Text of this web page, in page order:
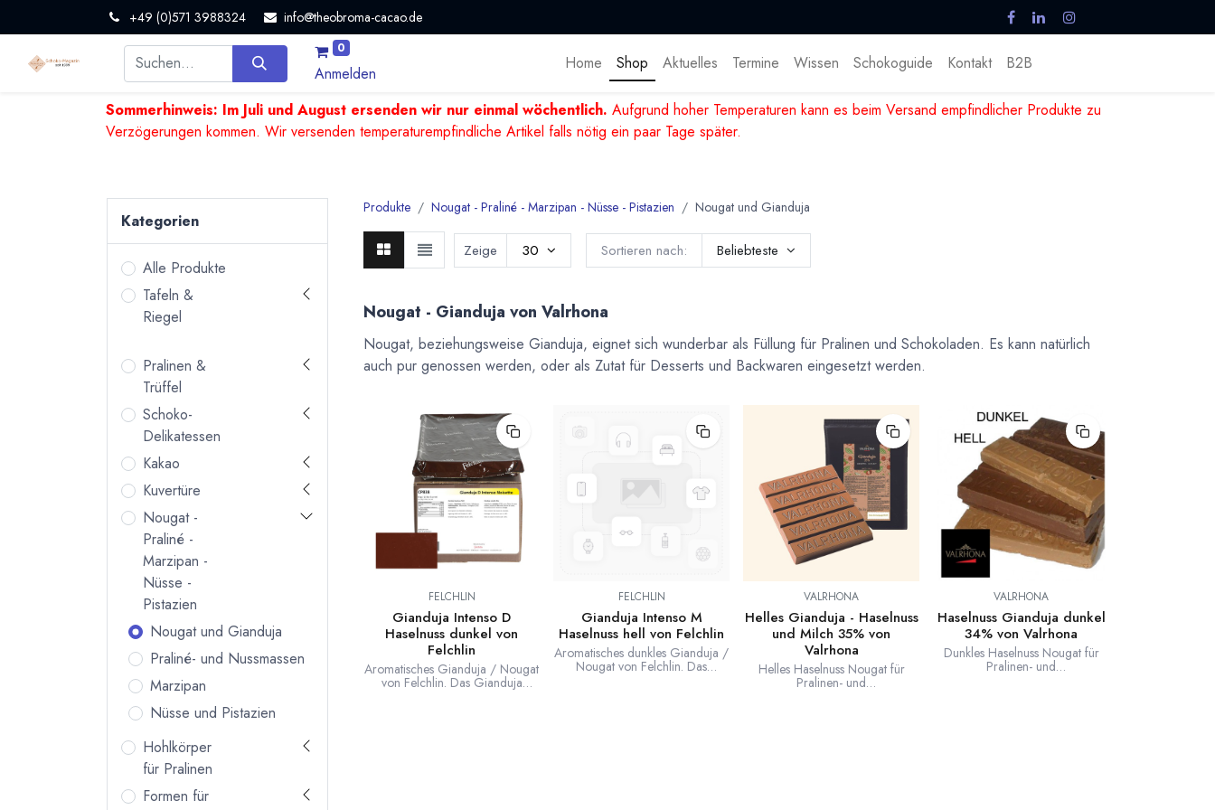
+49 (0)571 3988324 info@theobroma-cacao.de
0
Anmelden
Home Shop Aktuelles Termine Wissen Schokoguide Kontakt B2B
Sommerhinweis: Im Juli und August ersenden wir nur einmal wöchentlich. Aufgrund hoher Temperaturen kann es beim Versand empfindlicher Produkte zu
Verzögerungen kommen. Wir versenden temperaturempfindliche Artikel falls nötig ein paar Tage später.
Kategorien
Alle Produkte
Tafeln &
Riegel
Pralinen &
Trüffel
Schoko-
Delikatessen
Kakao
Kuvertüre
Nougat -
Praliné -
Marzipan -
Nüsse -
Pistazien
Nougat und Gianduja
Praliné- und Nussmassen
Marzipan
Nüsse und Pistazien
Hohlkörper
für Pralinen
Formen für
Produkte Nougat - Praliné - Marzipan - Nüsse - Pistazien Nougat und Gianduja
Sortieren nach: Beliebteste
Zeige 30
Nougat - Gianduja von Valrhona
Nougat, beziehungsweise Gianduja, eignet sich wunderbar als Füllung für Pralinen und Schokoladen. Es kann natürlich
auch pur genossen werden, oder als Zutat für Desserts und Backwaren eingesetzt werden.
FELCHLIN
Gianduja Intenso D
Haselnuss dunkel von
Felchlin
Aromatisches Gianduja / Nougat
von Felchlin. Das Gianduja
FELCHLIN
Gianduja Intenso M
Haselnuss hell von Felchlin
Aromatisches dunkles Gianduja /
Nougat von Felchlin. Das
VALRHONA
Helles Gianduja - Haselnuss
und Milch 35% von
Valrhona
Helles Haselnuss Nougat für
Pralinen- und
VALRHONA
Haselnuss Gianduja dunkel
34% von Valrhona
Dunkles Haselnuss Nougat für
Pralinen- und